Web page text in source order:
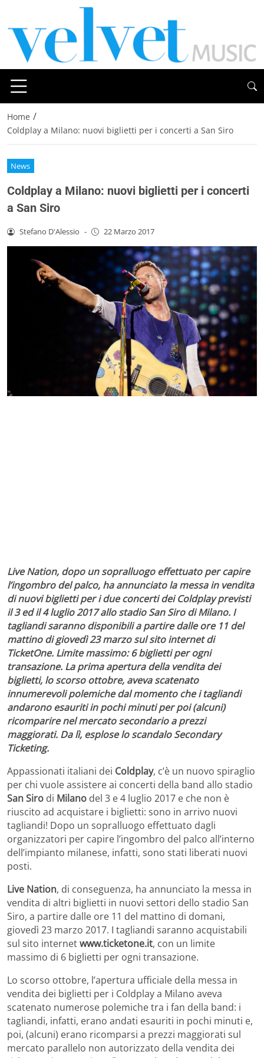
Home /
Coldplay a Milano: nuovi biglietti per i concerti a San Siro
News
Coldplay a Milano: nuovi biglietti per i concerti
a San Siro
Stefano D'Alessio - 22 Marzo 2017
Live Nation, dopo un sopralluogo effettuato per capire
l’ingombro del palco, ha annunciato la messa in vendita
di nuovi biglietti per i due concerti dei Coldplay previsti
il 3 ed il 4 luglio 2017 allo stadio San Siro di Milano. I
tagliandi saranno disponibili a partire dalle ore 11 del
mattino di giovedì 23 marzo sul sito internet di
TicketOne. Limite massimo: 6 biglietti per ogni
transazione. La prima apertura della vendita dei
biglietti, lo scorso ottobre, aveva scatenato
innumerevoli polemiche dal momento che i tagliandi
andarono esauriti in pochi minuti per poi (alcuni)
ricomparire nel mercato secondario a prezzi
maggiorati. Da lì, esplose lo scandalo Secondary
Ticketing.
Appassionati italiani dei Coldplay, c’è un nuovo spiraglio
per chi vuole assistere ai concerti della band allo stadio
San Siro di Milano del 3 e 4 luglio 2017 e che non è
riuscito ad acquistare i biglietti: sono in arrivo nuovi
tagliandi! Dopo un sopralluogo effettuato dagli
organizzatori per capire l’ingombro del palco all’interno
dell’impianto milanese, infatti, sono stati liberati nuovi
posti.
Live Nation, di conseguenza, ha annunciato la messa in
vendita di altri biglietti in nuovi settori dello stadio San
Siro, a partire dalle ore 11 del mattino di domani,
giovedì 23 marzo 2017. I tagliandi saranno acquistabili
sul sito internetwww.ticketone.it, con un limite
massimo di 6 biglietti per ogni transazione.
Lo scorso ottobre, l’apertura ufficiale della messa in
vendita dei biglietti per i Coldplay a Milano aveva
scatenato numerose polemiche tra i fan della band: i
tagliandi, infatti, erano andati esauriti in pochi minuti e,
poi, (alcuni) erano ricomparsi a prezzi maggiorati sul
mercato parallelo non autorizzato della vendita dei